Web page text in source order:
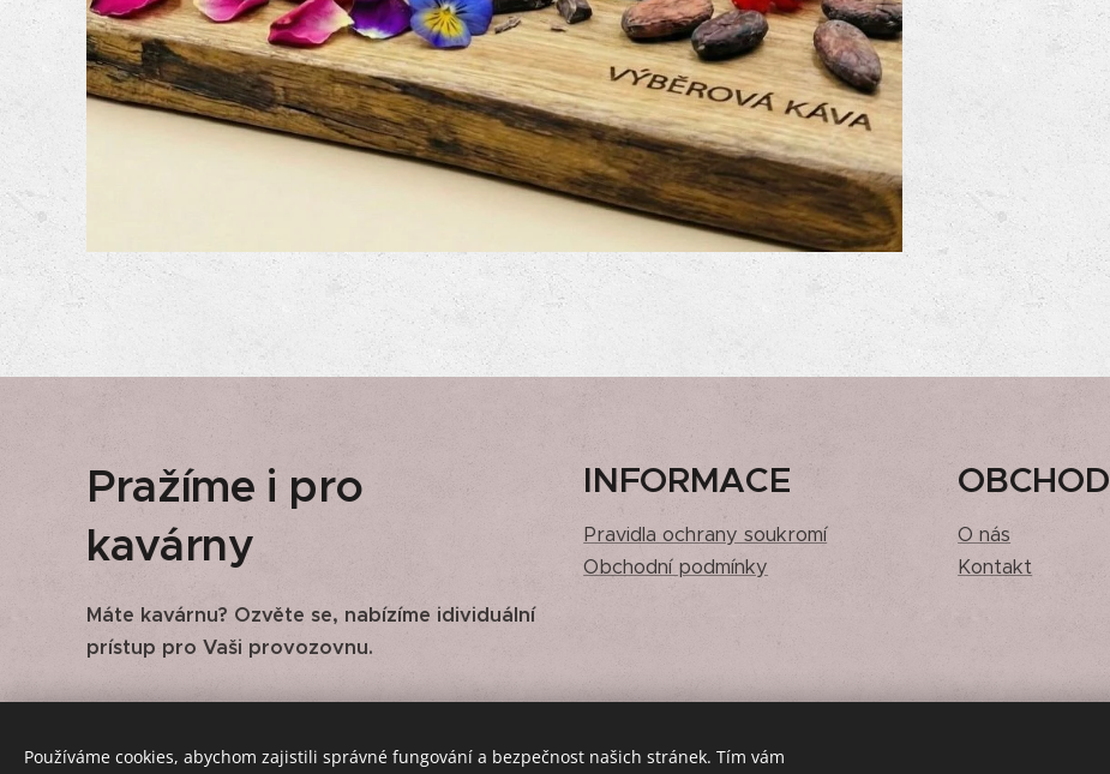
Pražíme i pro
kavárny
Máte kavárnu? Ozvěte se, nabízíme idividuální
prístup pro Vaši provozovnu.
INFORMACE
Pravidla ochrany soukromí
Obchodní podmínky
OBCHOD
O nás
Kontakt
Používáme cookies, abychom zajistili správné fungování a bezpečnost našich stránek. Tím vám